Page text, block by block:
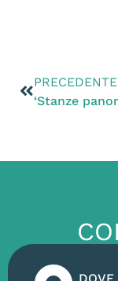
PRECEDENTE